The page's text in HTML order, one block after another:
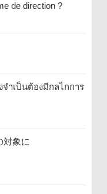
de direction ?
ำเป็นต้องมีกลไกการ
対象に